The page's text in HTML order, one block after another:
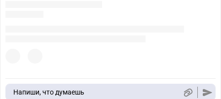
Напиши, что думаешь